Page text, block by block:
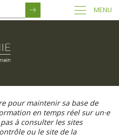
MENU
pour maintenir sa base de
en temps réel sur un·e
pas à consulter les sites
ou le site de la